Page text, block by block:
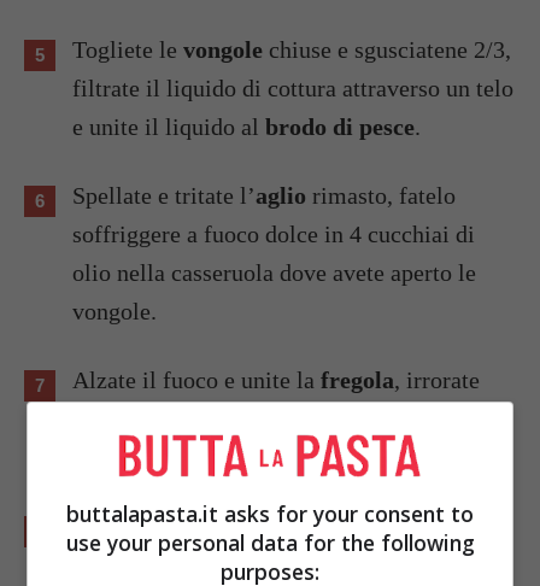
Togliete le vongole chiuse e sgusciatene 2/3,
filtrate il liquido di cottura attraverso un telo
e unite il liquido al brodo di pesce.
Spellate e tritate l’aglio rimasto, fatelo
soffriggere a fuoco dolce in 4 cucchiai di
olio nella casseruola dove avete aperto le
vongole.
Alzate il fuoco e unite la fregola, irrorate
mescolate.
Proseguite la cottura dellafregolaper circa
8 minuti, unendo ilbrodo
buttalapasta.it asks for your consent to
use your personal data for the following
purposes: